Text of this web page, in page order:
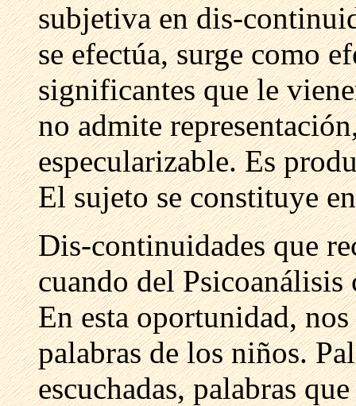
subjetiva en dis-
se efectúa, surge como
significantes que le
no admite
especularizable. Es
El sujeto se constituye
Dis-continuidades que
cuando del Psicoanálisis
En esta oportunidad,
palabras de los niños.
escuchadas, palabras